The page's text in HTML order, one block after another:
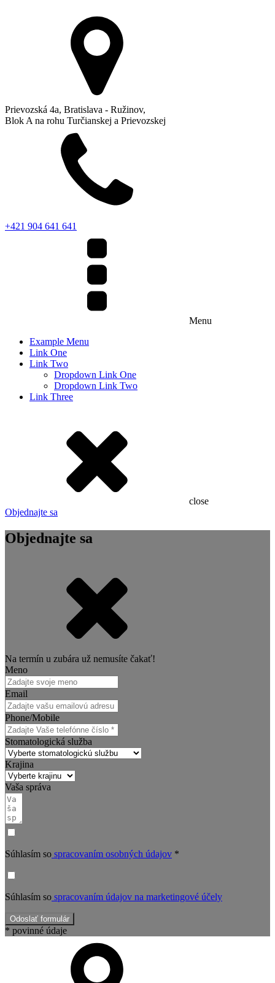
Prievozská 4a, Bratislava - Ružinov,
Blok A na rohu Turčianskej a Prievozskej
+421 904 641 641
Menu
Example Menu
Link One
Link Two
Dropdown Link One
Dropdown Link Two
Link Three
close
Objednajte sa
Objednajte sa
Na termín u zubára už nemusíte čakať!
Meno
Email
Phone/Mobile
Stomatologická služba
Krajina
Vaša správa
Súhlasím so spracovaním osobných údajov *
Súhlasím so spracovaním údajov na marketingové účely
Odoslať formulár
* povinné údaje